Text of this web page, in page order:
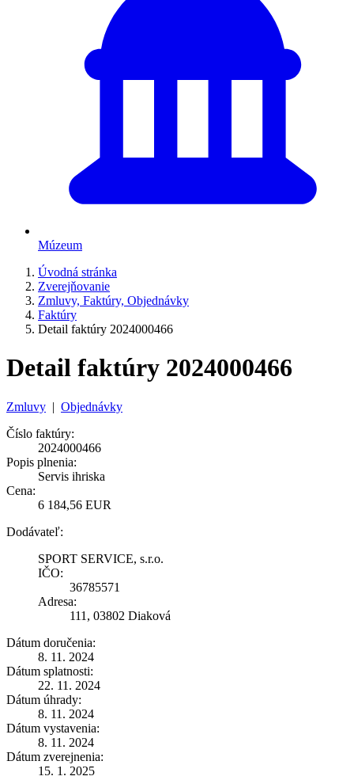
Múzeum
Úvodná stránka
Zverejňovanie
Zmluvy, Faktúry, Objednávky
Faktúry
Detail faktúry 2024000466
Detail faktúry 2024000466
Zmluvy | Objednávky
Číslo faktúry:
2024000466
Popis plnenia:
Servis ihriska
Cena:
6 184,56 EUR
Dodávateľ:
SPORT SERVICE, s.r.o.
IČO:
36785571
Adresa:
111, 03802 Diaková
Dátum doručenia:
8. 11. 2024
Dátum splatnosti:
22. 11. 2024
Dátum úhrady:
8. 11. 2024
Dátum vystavenia:
8. 11. 2024
Dátum zverejnenia:
15. 1. 2025